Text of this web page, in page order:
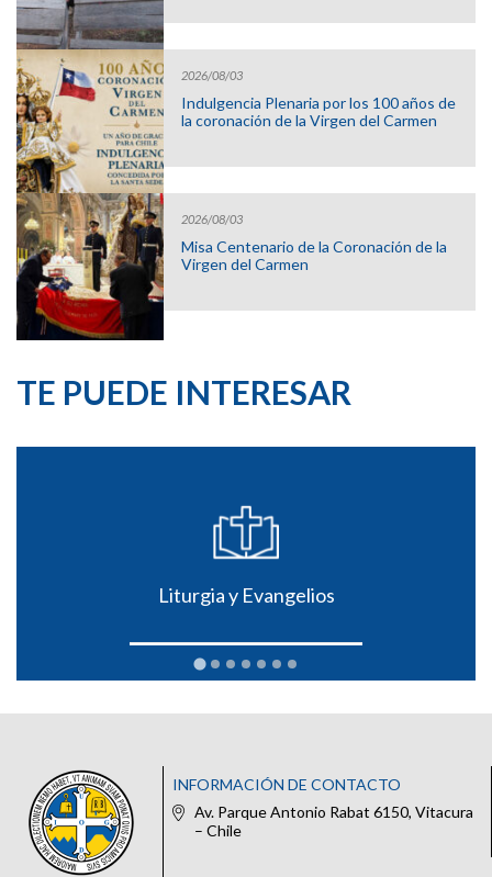
2026/08/03
Indulgencia Plenaria por los 100 años de
la coronación de la Virgen del Carmen
2026/08/03
Misa Centenario de la Coronación de la
Virgen del Carmen
TE PUEDE INTERESAR
Liturgia y Evangelios
INFORMACIÓN DE CONTACTO
Av. Parque Antonio Rabat 6150, Vitacura
– Chile